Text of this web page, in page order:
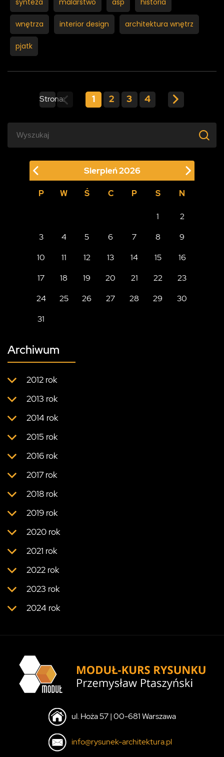
wnętrza interior design architektura wnętrz
pjatk
Strona: 1 2 3 4
Sierpień2026
P W Ś C P S N
1
2
3
4 5 6 7 8
9
10
11 12 13 14 15
16
17
18 19 20 21 22
23
24
25 26 27 28 29
30
31
Archiwum
2012 rok
2013 rok
2014 rok
2015 rok
2016 rok
2017 rok
2018 rok
2019 rok
2020 rok
2021 rok
2022 rok
2023 rok
2024 rok
ul. Hoża 57 | 00-681 Warszawa
info@rysunek-architektura.pl